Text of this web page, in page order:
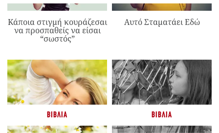
Κάποια στιγμή κουράζεσαι
να προσπαθείς να είσαι
“σωστός”
Αυτό Σταματάει Εδώ
ΒΙΒΛΊΑ ΒΙΒΛΊΑ